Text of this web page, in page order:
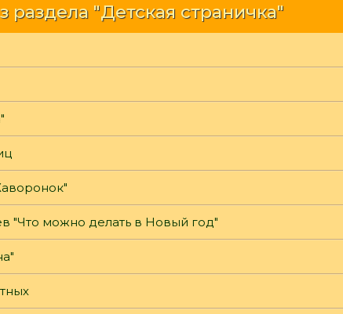
раздела "Детская страничка"
"Что можно делать в Новый год"